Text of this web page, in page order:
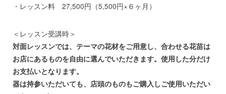
・レッスン料 27,500円（5,500円×６ヶ月）
＜レッスン受講時＞
対面レッスンでは、テーマの花材をご用意し、合わせる花苗は
お店にあるものを自由に選んでいただきます。使用した分だけ
お支払いとなります。
器は持参いただいても、店頭のものもご購入しご使用いただい